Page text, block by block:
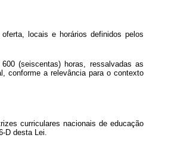
locais e horários definidos pelos
(seiscentas) horas, ressalvadas as
conforme a relevância para o contexto
curriculares nacionais de educação
D desta Lei.